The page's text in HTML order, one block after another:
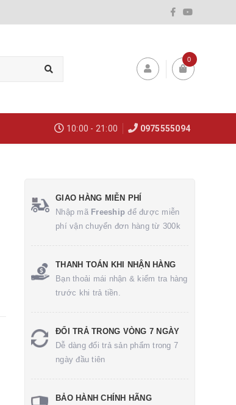
0
10:00 - 21:00 0975555094
GIAO HÀNG MIỄN PHÍ
Nhập mã Freeship để được miễn
phí vận chuyển đơn hàng từ 300k
THANH TOÁN KHI NHẬN HÀNG
Bạn thoải mái nhận & kiểm tra hàng
trước khi trả tiền.
ĐỔI TRẢ TRONG VÒNG 7 NGÀY
Dễ dàng đổi trả sản phẩm trong 7
ngày đầu tiên
BẢO HÀNH CHÍNH HÃNG